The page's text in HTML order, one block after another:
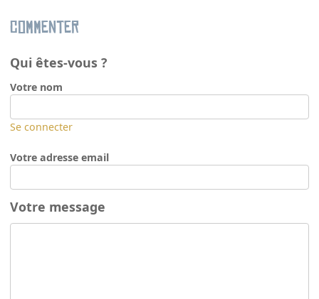
Commenter
Qui êtes-vous ?
Votre nom
Se connecter
Votre adresse email
Votre message